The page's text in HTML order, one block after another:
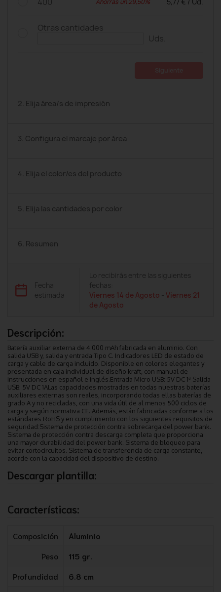
Otras cantidades
Uds.
2. Elija área/s de impresión
3. Configura el marcaje por área
4. Elija el color/es del producto
5. Elija las cantidades por color
6. Resumen
Fecha
estimada
Lo recibirás entre las siguientes
fechas:
Viernes 14 de Agosto -Viernes 21
de Agosto
Descripción:
Batería auxiliar externa de 4.000 mAh fabricada en aluminio. Con
salida USB y, salida y entrada Tipo C. Indicadores LED de estado de
carga y cable de carga incluido. Disponible en colores elegantes y
presentada en caja individual de diseño kraft, con manual de
instrucciones en español e inglés.Entrada Micro USB: 5V DC 1ª Salida
USB: 5V DC 1ALas capacidades mostradas en todas nuestras baterías
auxiliares externas son reales, incorporando todas ellas baterías de
grado A y no recicladas, con una vida útil de al menos 500 ciclos de
carga y según normativa CE. Además, están fabricadas conforme a los
estándares RoHS y en cumplimiento con los siguientes requisitos de
seguridad:Sistema de protección contra sobrecarga del power bank.
Sistema de protección contra descarga completa que proporciona
una mayor durabilidad del power bank. Sistema de bloqueo para
evitar cortocircuitos. Sistema de transferencia de carga constante,
acorde con la capacidad del dispositivo de destino.
Descargar plantilla:
Características:
Composición
Aluminio
Peso
115 gr.
Profundidad
6.8 cm